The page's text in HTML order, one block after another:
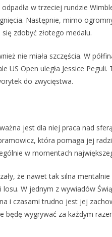
w trzeciej rundzie
Następnie, mimo
zdobyć złotego medalu.
nie miała szczęścia. W
US Open uległa Jessice
do zwycięstwa.
jest dla niej praca nad
która pomaga jej
w momentach
że nawet tak silna
W jednym z wywiadów
i czasami trudno jest jej
będę wygrywać za każdym